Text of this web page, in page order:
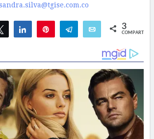
Twittear Compartir Telegram Email 3
COMPARTIR